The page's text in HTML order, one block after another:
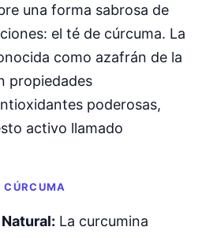
una forma sabrosa de
el té de cúrcuma. La
como azafrán de la
propiedades
poderosas,
activo llamado
CÚRCUMA
La curcumina